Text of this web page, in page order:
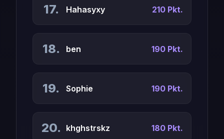
17. Hahasyxy 210 Pkt.
18. ben 190 Pkt.
19. Sophie 190 Pkt.
20. khghstrskz 180 Pkt.